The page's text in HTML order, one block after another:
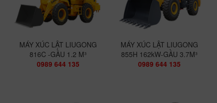
MÁY XÚC LẬT LIUGONG
816C -GẦU 1.2 M³
0989 644 135
MÁY XÚC LẬT LIUGONG
855H 162kW-GẦU 3.7M³
0989 644 135